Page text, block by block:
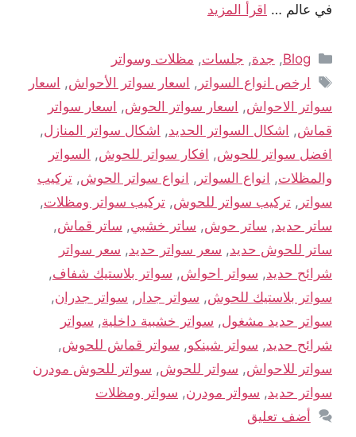
في عالم … اقرأ المزيد
Blog
, جدة, جلسات, مظلات وسواتر
ارخص انواع السواتر , اسعار سواتر الأحواش, اسعار
سواتر الاحواش, اسعار سواتر الحوش, اسعار سواتر
قماش, اشكال السواتر الحديد, اشكال سواتر المنازل,
افضل سواتر للحوش, افكار سواتر للحوش, السواتر
والمظلات, انواع السواتر , انواع سواتر الحوش, تركيب
سواتر , تركيب سواتر للحوش, تركيب سواتر ومظلات,
ساتر حديد, ساتر حوش, ساتر خشبي, ساتر قماش,
ساتر للحوش حديد, سعر سواتر حديد, سعر سواتر
شرائح حديد, سواتر احواش, سواتر بلاستيك شفاف,
سواتر بلاستيك للحوش, سواتر جدار , سواتر جدران,
سواتر حديد مشغول, سواتر خشبية داخلية, سواتر
شرائح حديد, سواتر شينكو, سواتر قماش للحوش,
سواتر للاحواش, سواتر للحوش, سواتر للحوش مودرن
سواتر حديد, سواتر مودرن, سواتر ومظلات
أضف تعليق